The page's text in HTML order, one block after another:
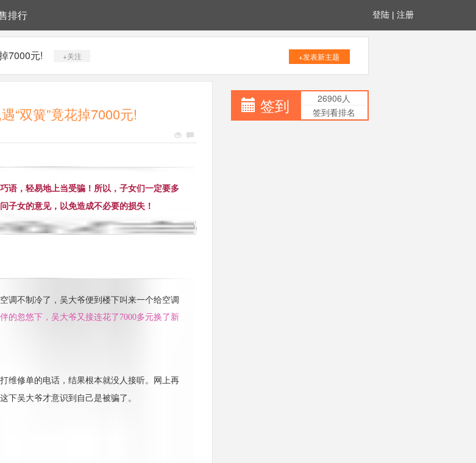
排行 登陆 | 注册
7000元! +关注 +发表新主题
“双簧”竟花掉7000元!
语，轻易地上当受骗！所以，子女们一定要多
子女的意见，以免造成不必要的损失！
调不制冷了，吴大爷便到楼下叫来一个给空调
的忽悠下，吴大爷又接连花了7000多元换了新
维修单的电话，结果根本就没人接听。网上再
下吴大爷才意识到自己是被骗了。
签到
26906人
签到看排名